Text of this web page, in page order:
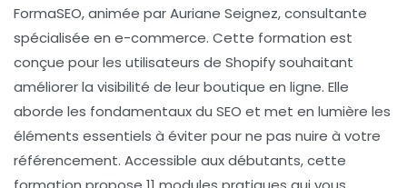
FormaSEO, animée parAuriane Seignez, consultante
spécialisée en e-commerce. Cette formation est
conçue pour les utilisateurs de Shopifysouhaitant
améliorer la visibilité de leur boutique en ligne. Elle
aborde les fondamentaux du SEO et met en lumière les
éléments essentiels à éviter pour ne pas nuire à votre
référencement. Accessible aux débutants, cette